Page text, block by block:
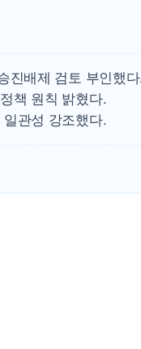
진배제 검토 부인했
책 원칙 밝혔다.
관성 강조했다.